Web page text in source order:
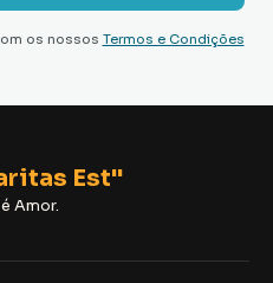
os nossos Termos e Condições
Est"
Amor.